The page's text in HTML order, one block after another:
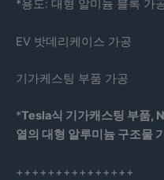
*용도: 대형 알미늄 블록 가
EV 밧데리케이스 가공
기가케스팅 부품 가공
*Tesla식 기가캐스팅 부품,
열의 대형 알루미늄 구조물
+++++++++++++++